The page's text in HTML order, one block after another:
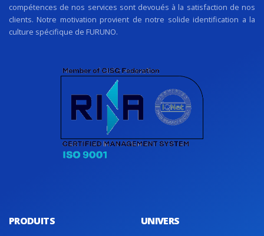
compétences de nos services sont devoués à la satisfaction de nos
clients. Notre motivation provient de notre solide identification a la
culture spécifique de FURUNO.
PRODUITS UNIVERS